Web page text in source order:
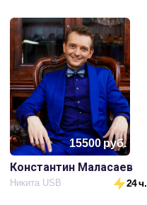
15500руб.
Константин Маласаев
Никита USB 24 ч.